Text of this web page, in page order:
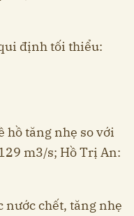
định tối thiểu:
hồ tăng nhẹ so với
m3/s; Hồ Trị An:
nước chết, tăng nhẹ